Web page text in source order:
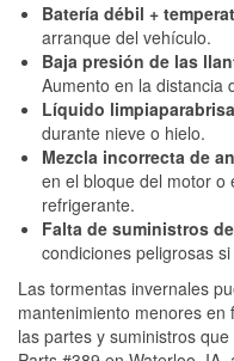
Batería débil +
arranque del vehículo.
Baja presión de las
Aumento en la distancia
Líquido
durante nieve o hielo.
Mezcla incorrecta de
en el bloque del motor o
refrigerante.
Falta de suministros
condiciones peligrosas
Las tormentas invernales
mantenimiento menores
las partes y suministros